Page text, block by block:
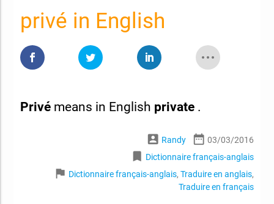
privé in English
Privé means in English private .
account_box Randy date_range 03/03/2016
bookmark Dictionnaire français-anglais
flag Dictionnaire français-anglais,Traduire en anglais,
Traduire en français